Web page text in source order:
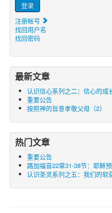
登录
注册帐号
找回用户名
找回密码
最新文章
认识信心系列之二：信心的成
重要公告
按照神的旨意孝敬父母（2）
热门文章
重要公告
路加福音22章31-38节：耶稣
认识圣灵系列之五：我们的软